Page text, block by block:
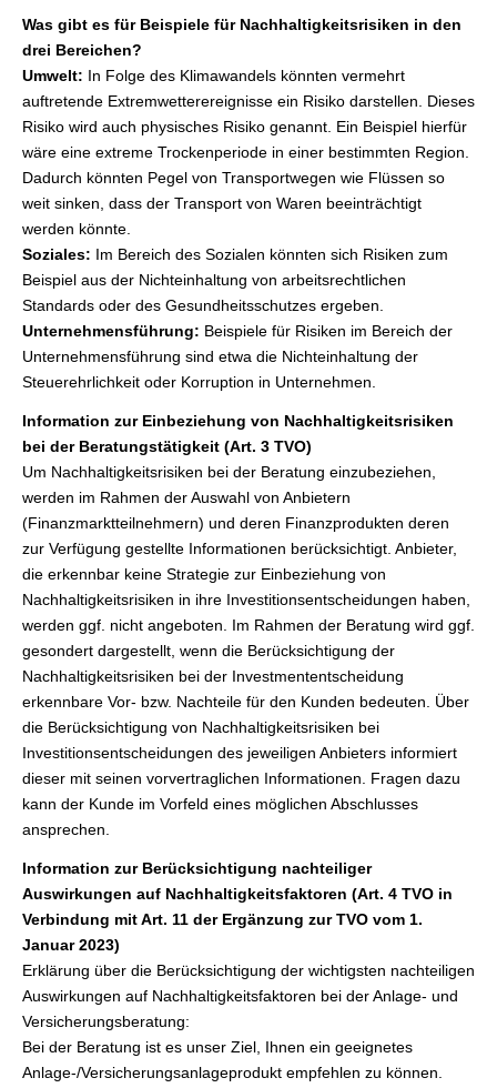
Was gibt es für Beispiele für Nachhaltigkeitsrisiken in den
drei Bereichen?
Umwelt: In Folge des Klimawandels könnten vermehrt
auftretende Extremwetterereignisse ein Risiko darstellen. Dieses
Risiko wird auch physisches Risiko genannt. Ein Beispiel hierfür
wäre eine extreme Trockenperiode in einer bestimmten Region.
Dadurch könnten Pegel von Transportwegen wie Flüssen so
weit sinken, dass der Transport von Waren beeinträchtigt
werden könnte.
Soziales: Im Bereich des Sozialen könnten sich Risiken zum
Beispiel aus der Nichteinhaltung von arbeitsrechtlichen
Standards oder des Gesundheitsschutzes ergeben.
Unternehmensführung: Beispiele für Risiken im Bereich der
Unternehmensführung sind etwa die Nichteinhaltung der
Steuerehrlichkeit oder Korruption in Unternehmen.
Information zur Einbeziehung von Nachhaltigkeitsrisiken
bei der Beratungstätigkeit (Art. 3 TVO)
Um Nachhaltigkeitsrisiken bei der Beratung einzubeziehen,
werden im Rahmen der Auswahl von Anbietern
(Finanzmarktteilnehmern) und deren Finanzprodukten deren
zur Verfügung gestellte Informationen berücksichtigt. Anbieter,
die erkennbar keine Strategie zur Einbeziehung von
Nachhaltigkeitsrisiken in ihre Investitionsentscheidungen haben,
werden ggf. nicht angeboten. Im Rahmen der Beratung wird ggf.
gesondert dargestellt, wenn die Berücksichtigung der
Nachhaltigkeitsrisiken bei der Investmententscheidung
erkennbare Vor- bzw. Nachteile für den Kunden bedeuten. Über
die Berücksichtigung von Nachhaltigkeitsrisiken bei
Investitionsentscheidungen des jeweiligen Anbieters informiert
dieser mit seinen vorvertraglichen Informationen. Fragen dazu
kann der Kunde im Vorfeld eines möglichen Abschlusses
ansprechen.
Information zur Berücksichtigung nachteiliger
Auswirkungen auf Nachhaltigkeitsfaktoren (Art. 4 TVO in
Verbindung mit Art. 11 der Ergänzung zur TVO vom 1.
Januar 2023)
Erklärung über die Berücksichtigung der wichtigsten nachteiligen
Auswirkungen auf Nachhaltigkeitsfaktoren bei der Anlage- und
Versicherungsberatung:
Bei der Beratung ist es unser Ziel, Ihnen ein geeignetes
Anlage-/Versicherungsanlageprodukt empfehlen zu können.